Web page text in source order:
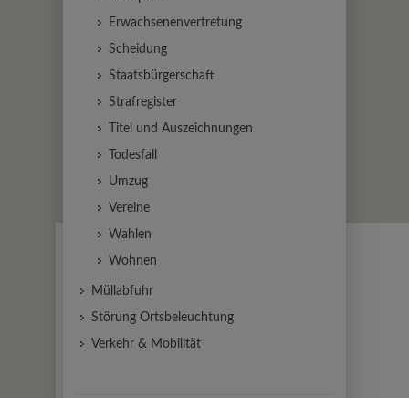
Erwachsenenvertretung
Scheidung
Staatsbürgerschaft
Strafregister
Titel und Auszeichnungen
Todesfall
Umzug
Vereine
Wahlen
Wohnen
Müllabfuhr
Störung Ortsbeleuchtung
Verkehr & Mobilität